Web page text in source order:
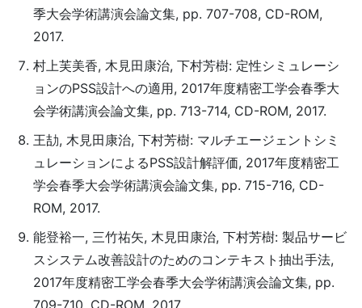
季大会学術講演会論文集, pp. 707-708, CD-ROM,
2017.
村上芙美香, 木見田康治, 下村芳樹: 定性シミュレーシ
ョンのPSS設計への適用, 2017年度精密工学会春季大
会学術講演会論文集, pp. 713-714, CD-ROM, 2017.
王劼, 木見田康治, 下村芳樹: マルチエージェントシミ
ュレーションによるPSS設計解評価, 2017年度精密工
学会春季大会学術講演会論文集, pp. 715-716, CD-
ROM, 2017.
能登裕一, 三竹祐矢, 木見田康治, 下村芳樹: 製品サービ
スシステム改善設計のためのコンテキスト抽出手法,
2017年度精密工学会春季大会学術講演会論文集, pp.
709-710, CD-ROM, 2017.